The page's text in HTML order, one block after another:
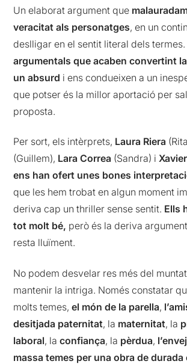
Un elaborat argument que
veracitat als personatges, en un
deslligar en el sentit literal dels
argumentals que acaben convertint
un absurd i ens condueixen a un
que potser és la millor aportació per
proposta.
Per sort, els intèrprets, Laura Riera
(Guillem), Lara Correa (Sandra) i
ens han ofert unes bones
que les hem trobat en algun moment
deriva cap un thriller sense sentit. Ells
tot molt bé, però és la deriva
resta lluïment.
No podem desvelar res més del
mantenir la intriga. Només constatar
molts temes,el món de la parella,
desitjada paternitat, la maternitat, la
laboral, laconfiança, la pèrdua,
massa temes per una obra de durada